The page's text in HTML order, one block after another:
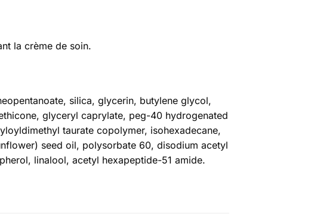
la crème de soin.
silica, glycerin, butylene glycol,
glyceryl caprylate, peg-40 hydrogenated
taurate copolymer, isohexadecane,
seed oil, polysorbate 60, disodium acetyl
linalool, acetyl hexapeptide-51 amide.